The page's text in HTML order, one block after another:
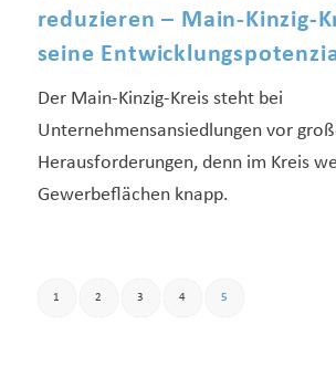
reduzieren – Main-Kinzig-
seine
Der Main-Kinzig-Kreis steht bei
Unternehmensansiedlungen vor
Herausforderungen, denn im Kreis
Gewerbeflächen knapp.
1 2 3 4 5